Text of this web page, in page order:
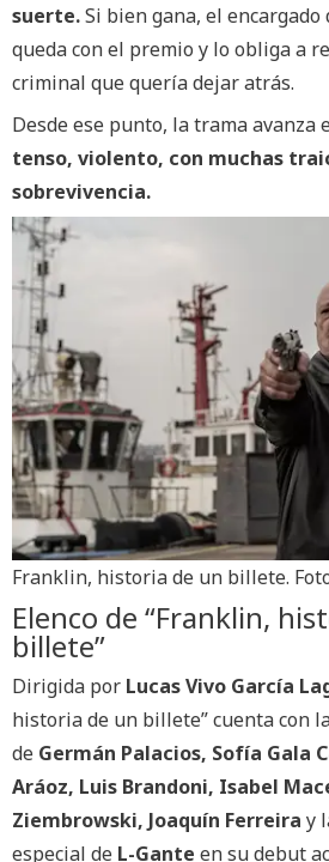
suerte.Si bien gana, el encargado
queda con el premio y lo obliga a
criminal que quería dejar atrás.
Desde ese punto, la trama avanza
tenso, violento, con muchas
sobrevivencia.
Franklin, historia de un billete.
Elenco de “Franklin,
billete”
Dirigida por Lucas Vivo García
historia de un billete” cuenta con
de Germán Palacios, Sofía Gala
Aráoz, Luis Brandoni, Isabel
Ziembrowski, Joaquín Ferreira y
especial de L-Gante en su debut